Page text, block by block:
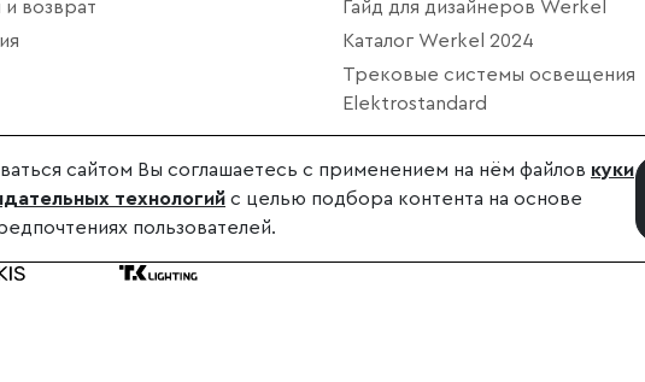
возврат
Гайд для дизайнеров Werkel
Каталог Werkel 2024
Трековые системы освещения
Elektrostandard
сайтом Вы соглашаетесь с применением на нём файлов куки
технологий с целью подбора контента на основе
пользователей.